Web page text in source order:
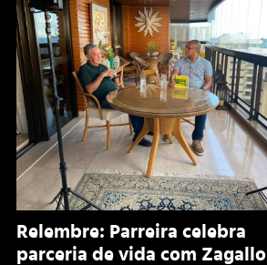
Relembre: Parreira celebra
parceria de vida com Zagallo